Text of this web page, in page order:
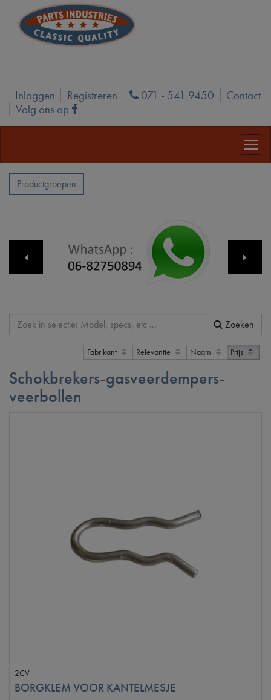
Inloggen Registreren Phone
071 - 541 9450
Contact
Volg ons op
Facebook
Productgroepen
Zoeken
Fabrikant Relevantie Naam Prijs
Schokbrekers-gasveerdempers-
veerbollen
2CV
BORGKLEM VOOR KANTELMESJE